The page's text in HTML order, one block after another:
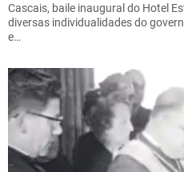
Cascais, baile inaugural do Hotel
diversas individualidades do
e…